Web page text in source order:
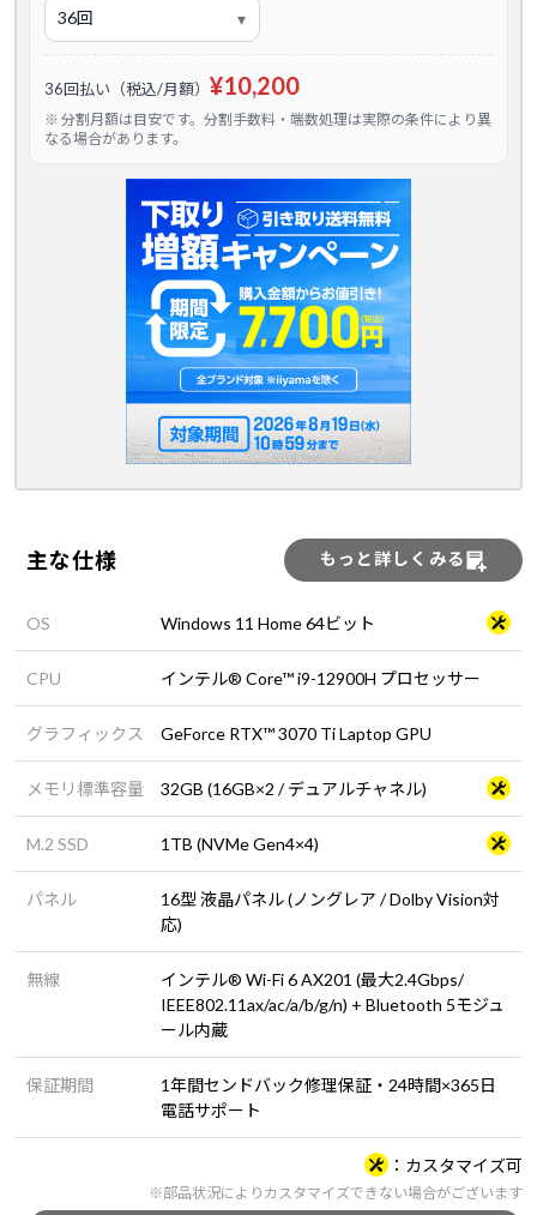
36回払い（税込/月額） ¥10,200
※ 分割月額は目安です。分割手数料・端数処理は実際の条件により異
なる場合があります。
主な仕様 もっと詳しくみる
OS Windows 11 Home 64ビット
CPU インテル® Core™ i9-12900H プロセッサー
グラフィックス GeForce RTX™ 3070 Ti Laptop GPU
メモリ標準容量 32GB (16GB×2 / デュアルチャネル)
M.2 SSD 1TB (NVMe Gen4×4)
パネル
16型 液晶パネル (ノングレア / Dolby Vision対
応)
無線
インテル® Wi-Fi 6 AX201 (最大2.4Gbps/
IEEE802.11ax/ac/a/b/g/n) + Bluetooth 5モジュ
ール内蔵
保証期間
1年間センドバック修理保証・24時間×365日
電話サポート
カスタマイズ可
※部品状況によりカスタマイズできない場合がございます